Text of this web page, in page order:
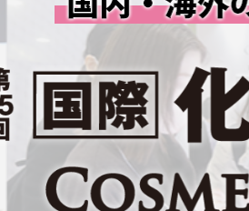
出展社・製品検索